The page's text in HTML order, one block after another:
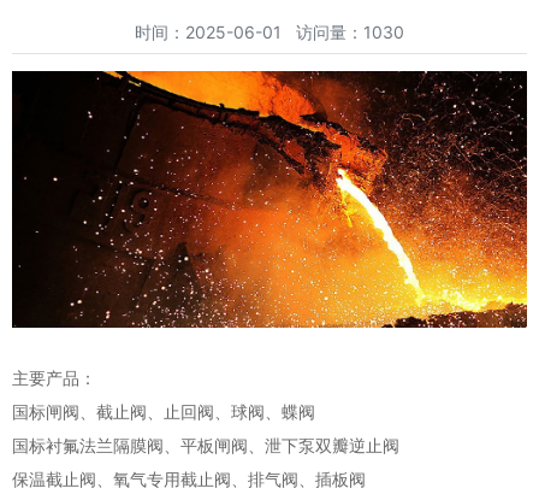
时间：2025-06-01 访问量：1030
主要产品：
国标闸阀、截止阀、止回阀、球阀、蝶阀
国标衬氟法兰隔膜阀、平板闸阀、泄下泵双瓣逆止阀
保温截止阀、氧气专用截止阀、排气阀、插板阀